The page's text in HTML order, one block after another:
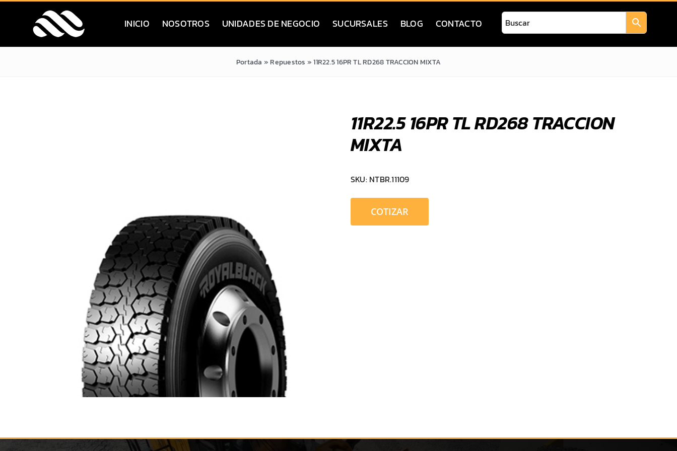
Saltar
contenido
INICIO NOSOTROS UNIDADES DE NEGOCIO SUCURSALES BLOG CONTACTO
Portada » Repuestos »11R22.5 16PR TL RD268 TRACCION MIXTA
11R22.5 16PR TL RD268 TRACCION
MIXTA
SKU: NTBR.11109
COTIZAR